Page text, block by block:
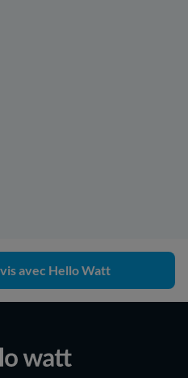
avec Hello Watt